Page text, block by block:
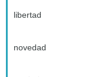
libertad
novedad